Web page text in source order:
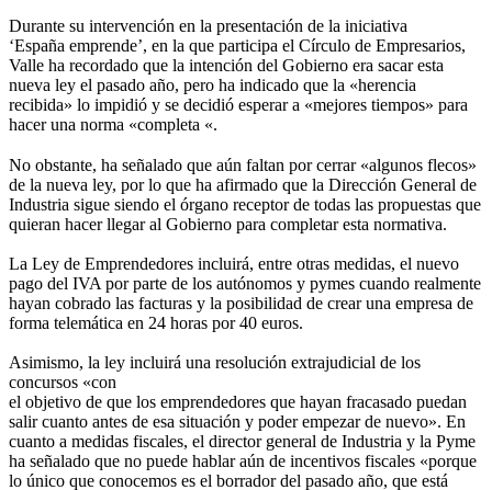
Durante su intervención en la presentación de la iniciativa
‘España emprende’, en la que participa el Círculo de Empresarios,
Valle ha recordado que la intención del Gobierno era sacar esta
nueva ley el pasado año, pero ha indicado que la «herencia
recibida» lo impidió y se decidió esperar a «mejores tiempos» para
hacer una norma «completa «.
No obstante, ha señalado que aún faltan por cerrar «algunos flecos»
de la nueva ley, por lo que ha afirmado que la Dirección General de
Industria sigue siendo el órgano receptor de todas las propuestas que
quieran hacer llegar al Gobierno para completar esta normativa.
La Ley de Emprendedores incluirá, entre otras medidas, el nuevo
pago del IVA por parte de los autónomos y pymes cuando realmente
hayan cobrado las facturas y la posibilidad de crear una empresa de
forma telemática en 24 horas por 40 euros.
Asimismo, la ley incluirá una resolución extrajudicial de los
concursos «con
el objetivo de que los emprendedores que hayan fracasado puedan
salir cuanto antes de esa situación y poder empezar de nuevo». En
cuanto a medidas fiscales, el director general de Industria y la Pyme
ha señalado que no puede hablar aún de incentivos fiscales «porque
lo único que conocemos es el borrador del pasado año, que está